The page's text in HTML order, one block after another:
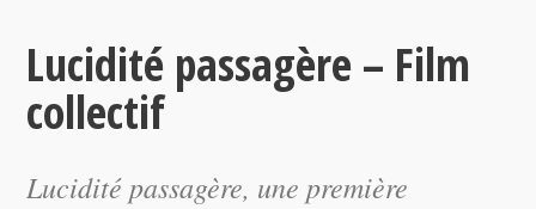
Lucidité passagère – Film
collectif
Lucidité passagère, une première